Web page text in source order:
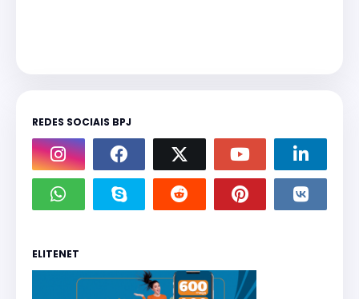
REDES SOCIAIS BPJ
ELITENET